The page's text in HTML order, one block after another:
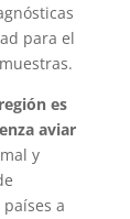
para el
es
aviar
y
a